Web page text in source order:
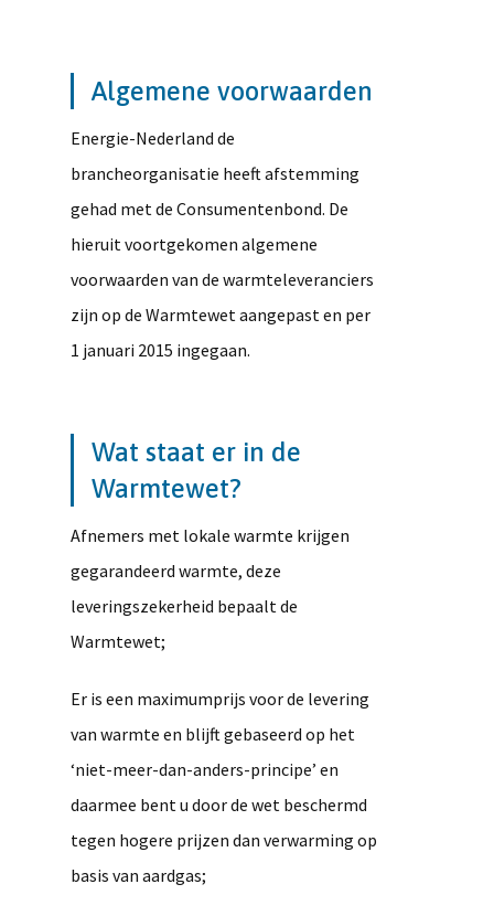
Algemene voorwaarden
Energie-Nederland de
brancheorganisatie heeft afstemming
gehad met de Consumentenbond. De
hieruit voortgekomen algemene
voorwaarden van de warmteleveranciers
zijn op de Warmtewet aangepast en per
1 januari 2015 ingegaan.
Wat staat er in de
Warmtewet?
Afnemers met lokale warmte krijgen
gegarandeerd warmte, deze
leveringszekerheid bepaalt de
Warmtewet;
Er is een maximumprijs voor de levering
van warmte en blijft gebaseerd op het
‘niet-meer-dan-anders-principe’ en
daarmee bent u door de wet beschermd
tegen hogere prijzen dan verwarming op
basis van aardgas;